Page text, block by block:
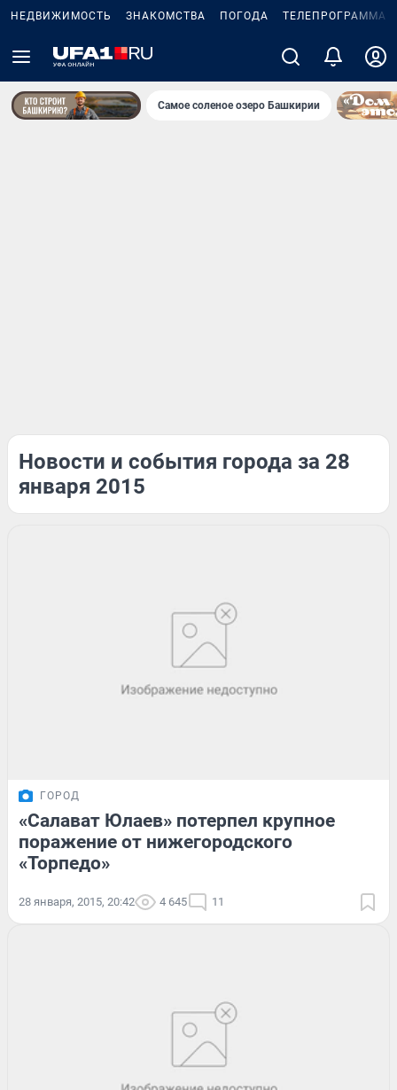
НЕДВИЖИМОСТЬ ЗНАКОМСТВА ПОГОДА ТЕЛЕПРОГРАММА
Самое соленое озеро Башкирии
Новости и события города за 28
января 2015
ГОРОД
«Салават Юлаев» потерпел крупное
поражение от нижегородского
«Торпедо»
28 января, 2015, 20:42 4 645 11